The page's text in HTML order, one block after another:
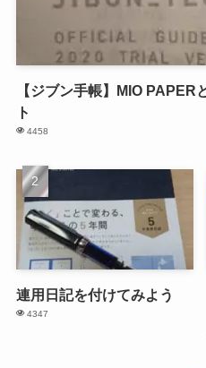
【ジブン手帳】MIO
ト
4458
連用日記を付けてみよう
4347